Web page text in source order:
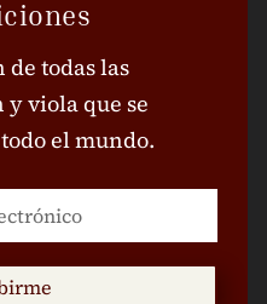
todas las
viola que se
el mundo.